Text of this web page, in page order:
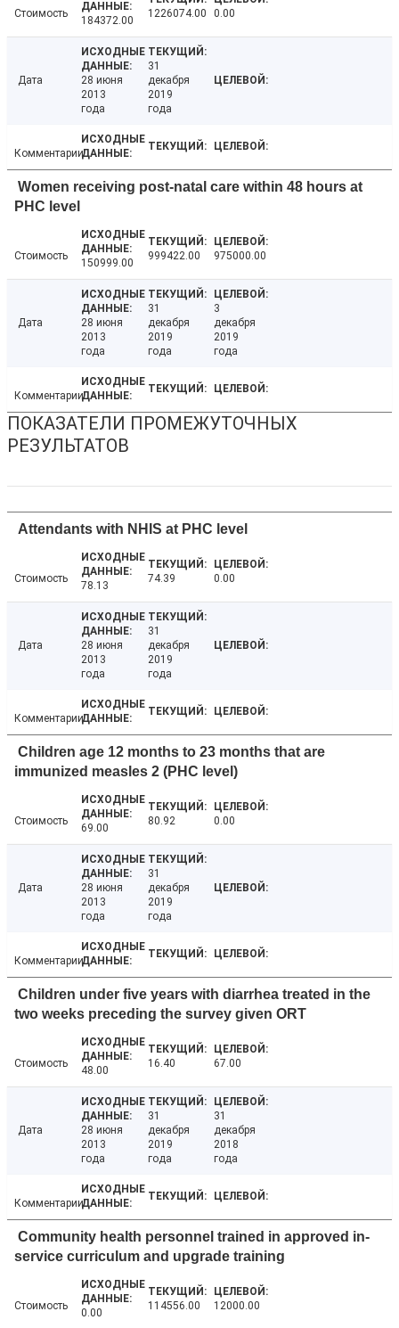
Стоимость
184372.00
1226074.00 0.00
Дата
28 июня
2013
года
31
декабря
2019
года
Комментарии
Women receiving post-natal care within 48 hours at
PHC level
Стоимость
150999.00
999422.00 975000.00
Дата
28 июня
2013
года
31
декабря
2019
года
3
декабря
2019
года
Комментарии
ПОКАЗАТЕЛИ ПРОМЕЖУТОЧНЫХ
РЕЗУЛЬТАТОВ
Attendants with NHIS at PHC level
Стоимость
78.13
74.39 0.00
Дата
28 июня
2013
года
31
декабря
2019
года
Комментарии
Children age 12 months to 23 months that are
immunized measles 2 (PHC level)
Стоимость
69.00
80.92 0.00
Дата
28 июня
2013
года
31
декабря
2019
года
Комментарии
Children under five years with diarrhea treated in the
two weeks preceding the survey given ORT
Стоимость
48.00
16.40 67.00
Дата
28 июня
2013
года
31
декабря
2019
года
31
декабря
2018
года
Комментарии
Community health personnel trained in approved in-
service curriculum and upgrade training
Стоимость
0.00
114556.00 12000.00